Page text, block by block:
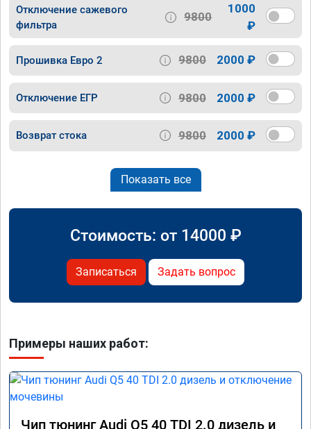
Отключение сажевого
фильтра
9800
1000
₽
Прошивка Евро 2 9800 2000 ₽
Отключение ЕГР 9800 2000 ₽
Возврат стока 9800 2000 ₽
Показать все
Стоимость: от 14000 ₽
Записаться Задать вопрос
Примеры наших работ:
Чип тюнинг Audi Q5 40 TDI 2.0 дизель и